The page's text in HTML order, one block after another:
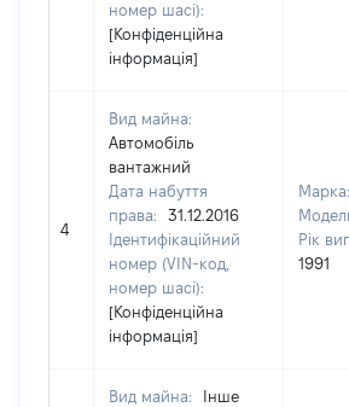
номер шасі):
[Конфіденційна
інформація]
4
Вид майна:
Автомобіль
вантажний
Дата набуття
права:
31.12.2016
Ідентифікаційний
номер (VIN-код,
номер шасі):
[Конфіденційна
інформація]
Марка:
Рік
1991
Вид майна:
Інше